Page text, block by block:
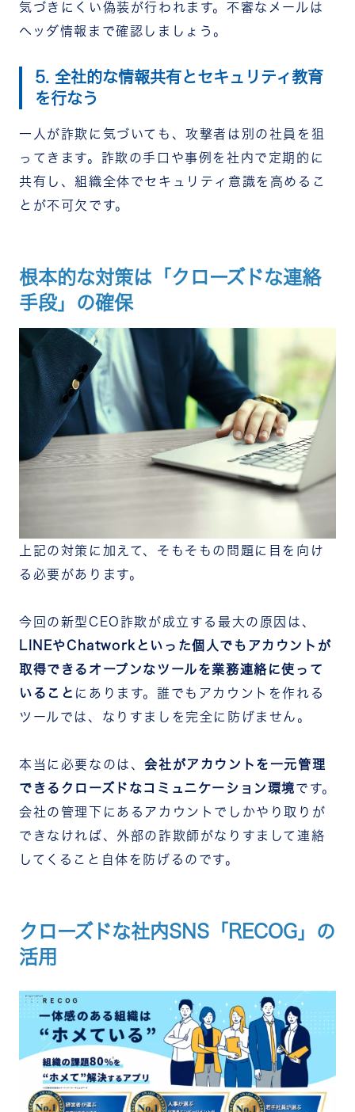
気づきにくい偽装が行われます。不審なメールは
ヘッダ情報まで確認しましょう。
5. 全社的な情報共有とセキュリティ教育
を行なう
一人が詐欺に気づいても、攻撃者は別の社員を狙
ってきます。詐欺の手口や事例を社内で定期的に
共有し、組織全体でセキュリティ意識を高めるこ
とが不可欠です。
根本的な対策は「クローズドな連絡
手段」の確保
上記の対策に加えて、そもそもの問題に目を向け
る必要があります。
今回の新型CEO詐欺が成立する最大の原因は、
LINEやChatworkといった個人でもアカウントが
取得できるオープンなツールを業務連絡に使って
いること にあります。誰でもアカウントを作れる
ツールでは、なりすましを完全に防げません。
本当に必要なのは、会社がアカウントを一元管理
できるクローズドなコミュニケーション環境です。
会社の管理下にあるアカウントでしかやり取りが
できなければ、外部の詐欺師がなりすまして連絡
してくること自体を防げるのです。
クローズドな社内SNS「RECOG」の
活用